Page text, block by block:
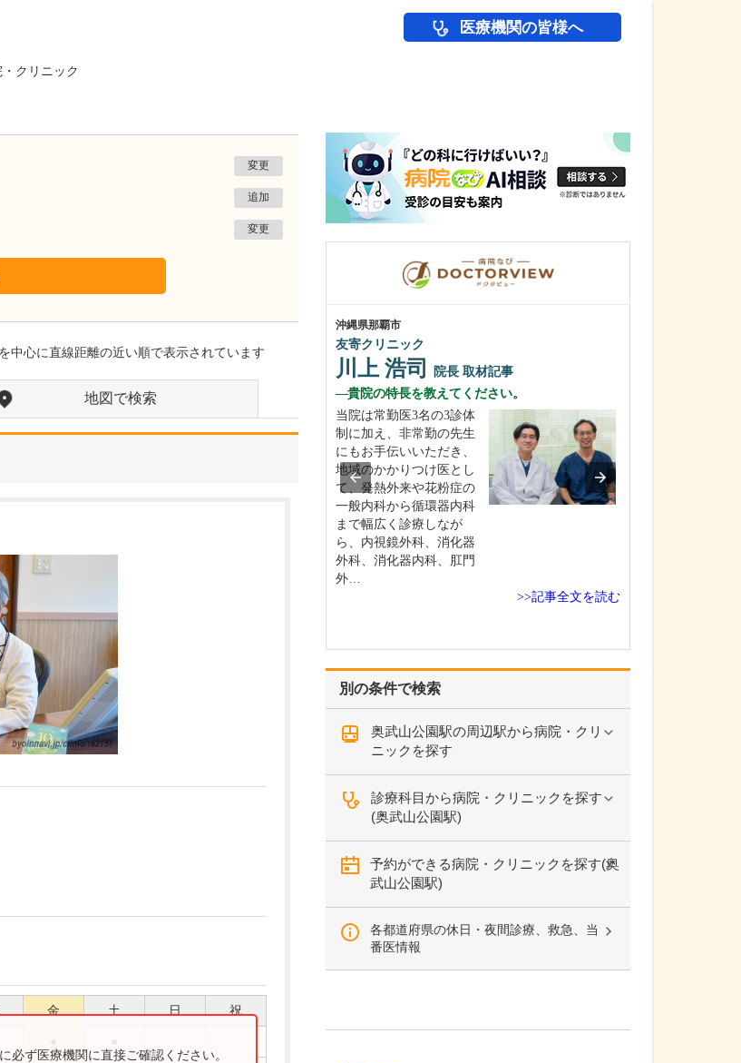
医療機関の皆様へ
クリニック
変更
追加
変更
を中心に直線距離の近い順で表示されています
地図で検索
金 土 日 祝
必ず医療機関に直接ご確認ください。
別の条件で検索
奥武山公園駅の周辺駅から病院・クリ
ニックを探す
診療科目から病院・クリニックを探す
(奥武山公園駅)
予約ができる病院・クリニックを探す(奥
武山公園駅)
各都道府県の休日・夜間診療、救急、当
番医情報
沖縄県那覇市
一銀内科胃腸科クリニック
内視鏡検査は、どのくらいの頻度で受けるとよ
患者さんの年齢などにも
があり、大腸ポリープが
あった方は大腸がんのリ
沖縄県那覇市
友寄クリニック
川上 浩司 院長 取材記事
貴院の特長を教えてください。
当院は常勤医3名の3診体
制に加え、非常勤の先生
にもお手伝いいただき、
地域のかかりつけ医とし
て、発熱外来や花粉症の
一般内科から循環器内科
まで幅広く診療しなが
ら、内視鏡外科、消化器
外科、消化器内科、肛門
外…
>>記事全文を読む